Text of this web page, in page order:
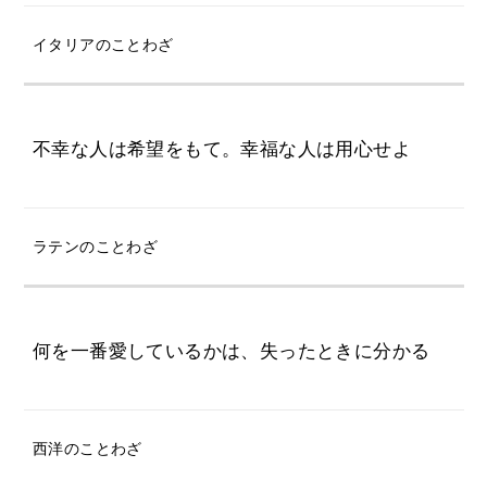
イタリアのことわざ
不幸な人は希望をもて。幸福な人は用心せよ
ラテンのことわざ
何を一番愛しているかは、失ったときに分かる
西洋のことわざ